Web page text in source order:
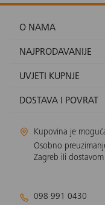
O NAMA
NAJPRODAVANIJE
UVJETI KUPNJE
DOSTAVA I POVRAT
Kupovina je
Osobno
Zagreb ili
098 991 0430